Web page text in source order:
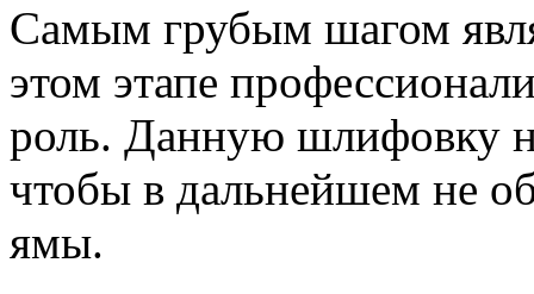
Самым грубым шагом
этом этапе
роль. Данную шлифовку
чтобы в дальнейшем не
ямы.